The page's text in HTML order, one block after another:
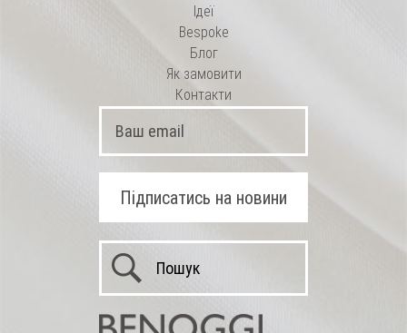
Ідеї
Bespoke
Блог
Як замовити
Контакти